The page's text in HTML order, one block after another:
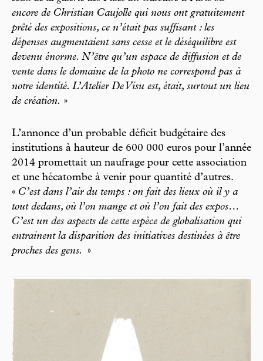
encore de Christian Caujolle qui nous ont gratuitement
prêté des expositions, ce n’était pas suffisant : les
dépenses augmentaient sans cesse et le déséquilibre est
devenu énorme. N’être qu’un espace de diffusion et de
vente dans le domaine de la photo ne correspond pas à
notre identité. L’Atelier De Visu est, était, surtout un lieu
de création. »
L’annonce d’un probable déficit budgétaire des
institutions à hauteur de 600 000 euros pour l’année
2014 promettait un naufrage pour cette association
et une hécatombe à venir pour quantité d’autres.
« C’est dans l’air du temps : on fait des lieux où il y a
tout dedans, où l’on mange et où l’on fait des expos…
C’est un des aspects de cette espèce de globalisation qui
entrainent la disparition des initiatives destinées à être
proches des gens.
»